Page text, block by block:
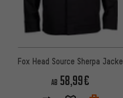
Fox Head Source Sherpa Jacke
AB 58,99€